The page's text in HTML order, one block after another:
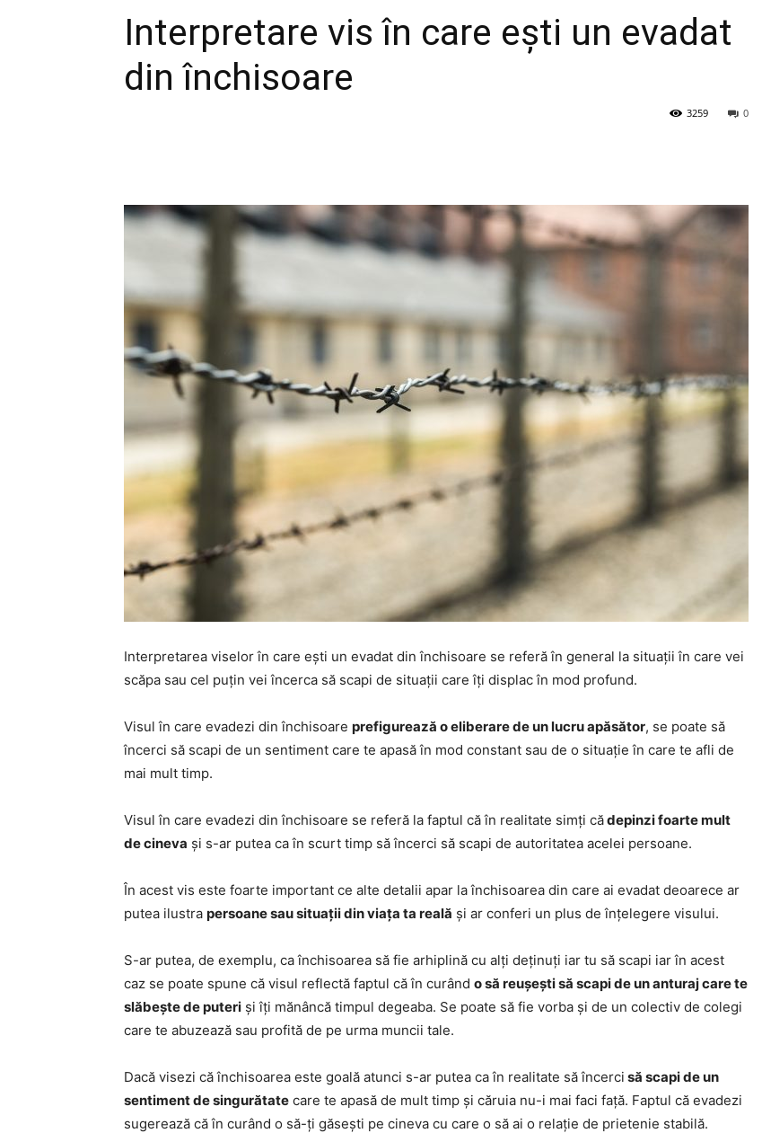
Interpretare vis în care ești un evadat
din închisoare
0
3259
Interpretarea viselor în care ești un evadat din închisoare se referă în general la situații în care vei
scăpa sau cel puțin vei încerca să scapi de situații care îți displac în mod profund.
Visul în care evadezi din închisoare prefigurează o eliberare de un lucru apăsător, se poate să
încerci să scapi de un sentiment care te apasă în mod constant sau de o situație în care te afli de
mai mult timp.
Visul în care evadezi din închisoare se referă la faptul că în realitate simți cădepinzi foarte mult
de cineva și s-ar putea ca în scurt timp să încerci să scapi de autoritatea acelei persoane.
În acest vis este foarte important ce alte detalii apar la închisoarea din care ai evadat deoarece ar
putea ilustra persoane sau situații din viața ta reală și ar conferi un plus de înțelegere visului.
S-ar putea, de exemplu, ca închisoarea să fie arhiplină cu alți deținuți iar tu să scapi iar în acest
caz se poate spune că visul reflectă faptul că în curând o să reușești să scapi de un anturaj care te
slăbește de puteri și îți mănâncă timpul degeaba. Se poate să fie vorba și de un colectiv de colegi
care te abuzează sau profită de pe urma muncii tale.
Dacă visezi că închisoarea este goală atunci s-ar putea ca în realitate să încerci să scapi de un
sentiment de singurătate care te apasă de mult timp și căruia nu-i mai faci față. Faptul că evadezi
sugerează că în curând o să-ți găsești pe cineva cu care o să ai o relație de prietenie stabilă.